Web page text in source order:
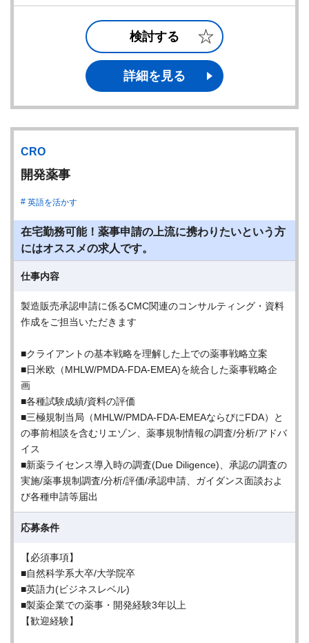
検討する
詳細を見る
CRO
開発薬事
英語を活かす
在宅勤務可能！薬事申請の上流に携わりたいという方
にはオススメの求人です。
仕事内容
製造販売承認申請に係るCMC関連のコンサルティング・資料
作成をご担当いただきます
■クライアントの基本戦略を理解した上での薬事戦略立案
■日米欧（MHLW/PMDA-FDA-EMEA)を統合した薬事戦略企
画
■各種試験成績/資料の評価
■三極規制当局（MHLW/PMDA-FDA-EMEAならびにFDA）と
の事前相談を含むリエゾン、薬事規制情報の調査/分析/アドバ
イス
■新薬ライセンス導入時の調査(Due Diligence)、承認の調査の
実施/薬事規制調査/分析/評価/承認申請、ガイダンス面談およ
び各種申請等届出
応募条件
【必須事項】
■自然科学系大卒/大学院卒
■英語力(ビジネスレベル)
■製薬企業での薬事・開発経験3年以上
【歓迎経験】